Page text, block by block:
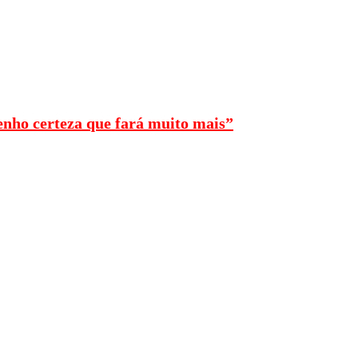
certeza que fará muito mais”